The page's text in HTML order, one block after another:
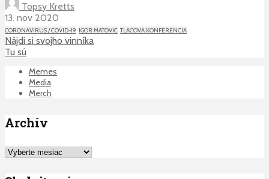
Topsy Kretts
13. nov 2020
CORONAVIRUS / COVID-19 IGOR MATOVIC TLACOVA KONFERENCIA
Nájdi si svojho vinníka
Tu sú
Memes
Media
Merch
Archív
Archív